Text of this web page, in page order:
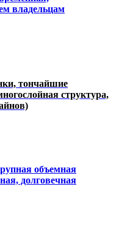
владельцам
тончайшие
структура,
объемная
долговечная